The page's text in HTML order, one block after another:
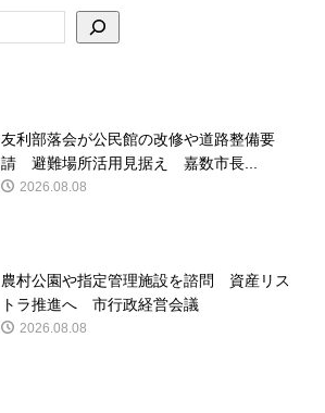
友利部落会が公民館の改修や道路整備要
請 避難場所活用見据え 嘉数市長...
2026.08.08
農村公園や指定管理施設を諮問 資産リス
トラ推進へ 市行政経営会議
2026.08.08